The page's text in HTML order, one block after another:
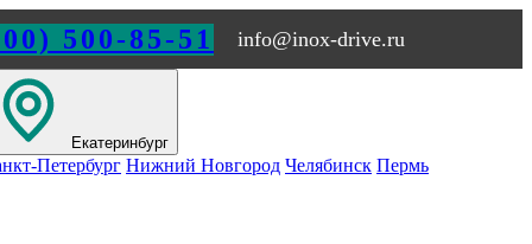
500-85-51 info@inox-drive.ru
Екатеринбург
Петербург Нижний Новгород Челябинск Пермь